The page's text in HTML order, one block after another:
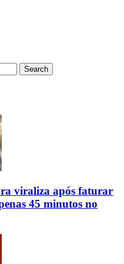
Search
viraliza após faturar
45 minutos no